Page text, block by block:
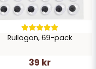
Rullögon, 69-pack
39 kr